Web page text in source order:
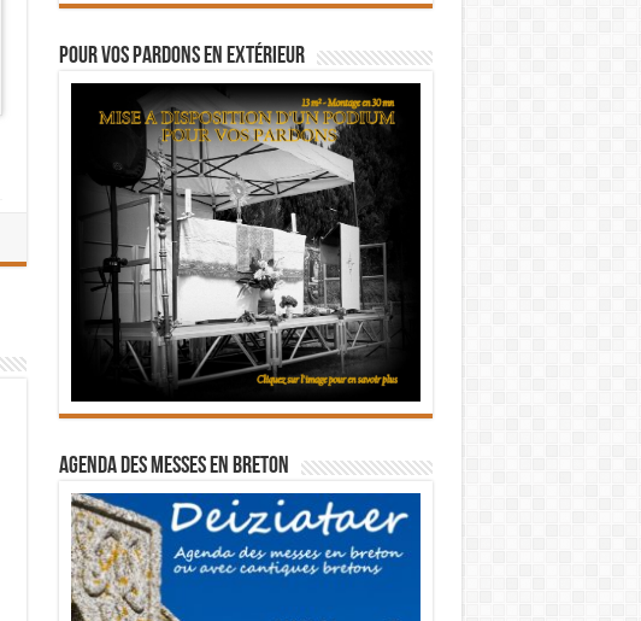
Pour vos pardons en extérieur
Agenda des messes en breton